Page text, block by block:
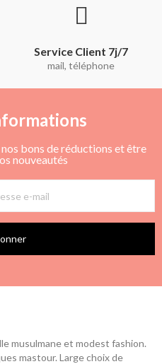
Service Client 7j/7
mail, téléphone
bons de réductions et être
nouveautés
musulmane et modest fashion.
mastour. Large choix de